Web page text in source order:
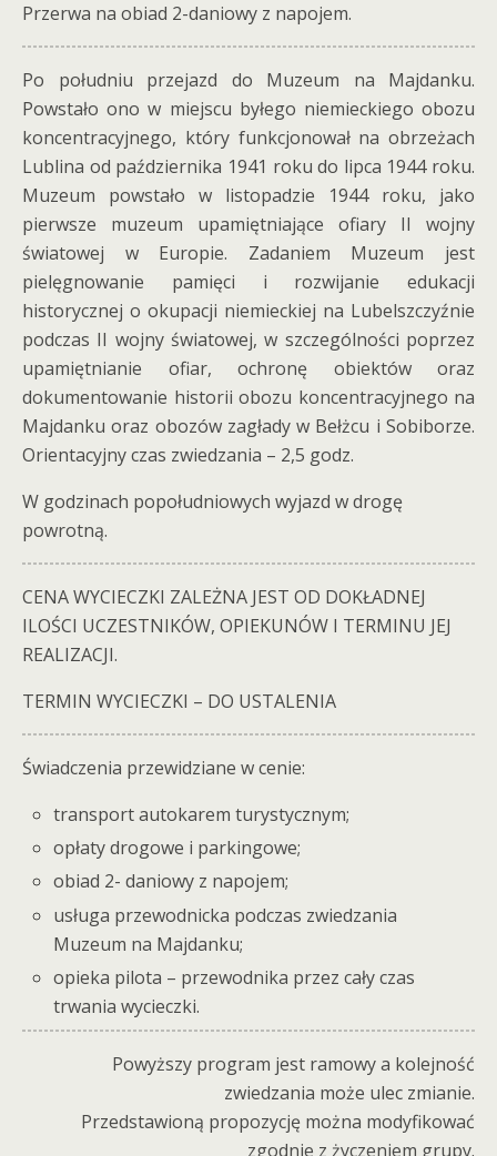
Przerwa na obiad 2-daniowy z napojem.
Po południu przejazd do Muzeum na Majdanku.
Powstało ono w miejscu byłego niemieckiego obozu
koncentracyjnego, który funkcjonował na obrzeżach
Lublina od października 1941 roku do lipca 1944 roku.
Muzeum powstało w listopadzie 1944 roku, jako
pierwsze muzeum upamiętniające ofiary II wojny
światowej w Europie. Zadaniem Muzeum jest
pielęgnowanie pamięci i rozwijanie edukacji
historycznej o okupacji niemieckiej na Lubelszczyźnie
podczas II wojny światowej, w szczególności poprzez
upamiętnianie ofiar, ochronę obiektów oraz
dokumentowanie historii obozu koncentracyjnego na
Majdanku oraz obozów zagłady w Bełżcu i Sobiborze.
Orientacyjny czas zwiedzania – 2,5 godz.
W godzinach popołudniowych wyjazd w drogę
powrotną.
CENA WYCIECZKI ZALEŻNA JEST OD DOKŁADNEJ
ILOŚCI UCZESTNIKÓW, OPIEKUNÓW I TERMINU JEJ
REALIZACJI.
TERMIN WYCIECZKI – DO USTALENIA
Świadczenia przewidziane w cenie:
transport autokarem turystycznym;
opłaty drogowe i parkingowe;
obiad 2- daniowy z napojem;
usługa przewodnicka podczas zwiedzania
Muzeum na Majdanku;
opieka pilota – przewodnika przez cały czas
trwania wycieczki.
Powyższy program jest ramowy a kolejność
zwiedzania może ulec zmianie.
Przedstawioną propozycję można modyfikować
zgodnie z życzeniem grupy.